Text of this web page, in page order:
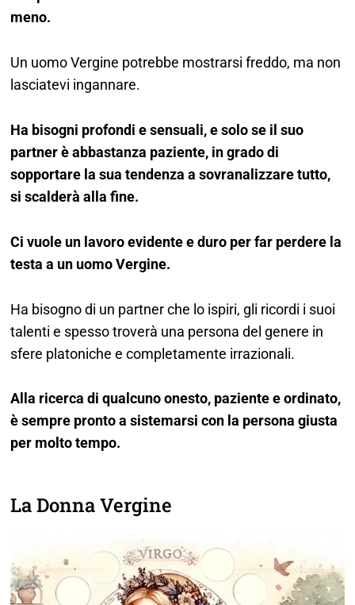
meno.
Un uomo Vergine potrebbe mostrarsi freddo, ma non
lasciatevi ingannare.
Ha bisogni profondi e sensuali, e solo se il suo
partner è abbastanza paziente, in grado di
sopportare la sua tendenza a sovranalizzare tutto,
si scalderà alla fine.
Ci vuole un lavoro evidente e duro per far perdere la
testa a un uomo Vergine.
Ha bisogno di un partner che lo ispiri, gli ricordi i suoi
talenti e spesso troverà una persona del genere in
sfere platoniche e completamente irrazionali.
Alla ricerca di qualcuno onesto, paziente e ordinato,
è sempre pronto a sistemarsi con la persona giusta
per molto tempo.
La Donna Vergine